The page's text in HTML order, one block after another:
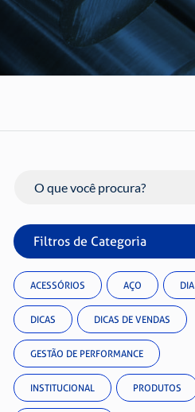
Buscar
Filtros de Categoria
ACESSÓRIOS AÇO DIA
DICAS DICAS DE VENDAS
GESTÃO DE PERFORMANCE
INSTITUCIONAL PRODUTOS